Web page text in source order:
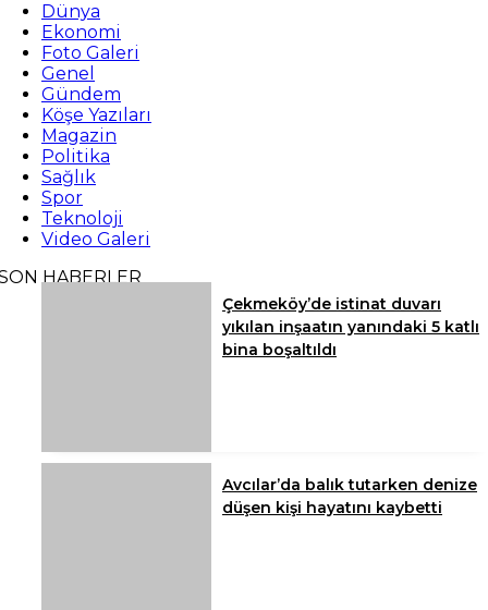
Dünya
Ekonomi
Foto Galeri
Genel
Gündem
Köşe Yazıları
Magazin
Politika
Sağlık
Spor
Teknoloji
Video Galeri
HABERLER
Çekmeköy’de istinat duvarı
yıkılan inşaatın yanındaki 5 katlı
bina boşaltıldı
Avcılar’da balık tutarken denize
düşen kişi hayatını kaybetti